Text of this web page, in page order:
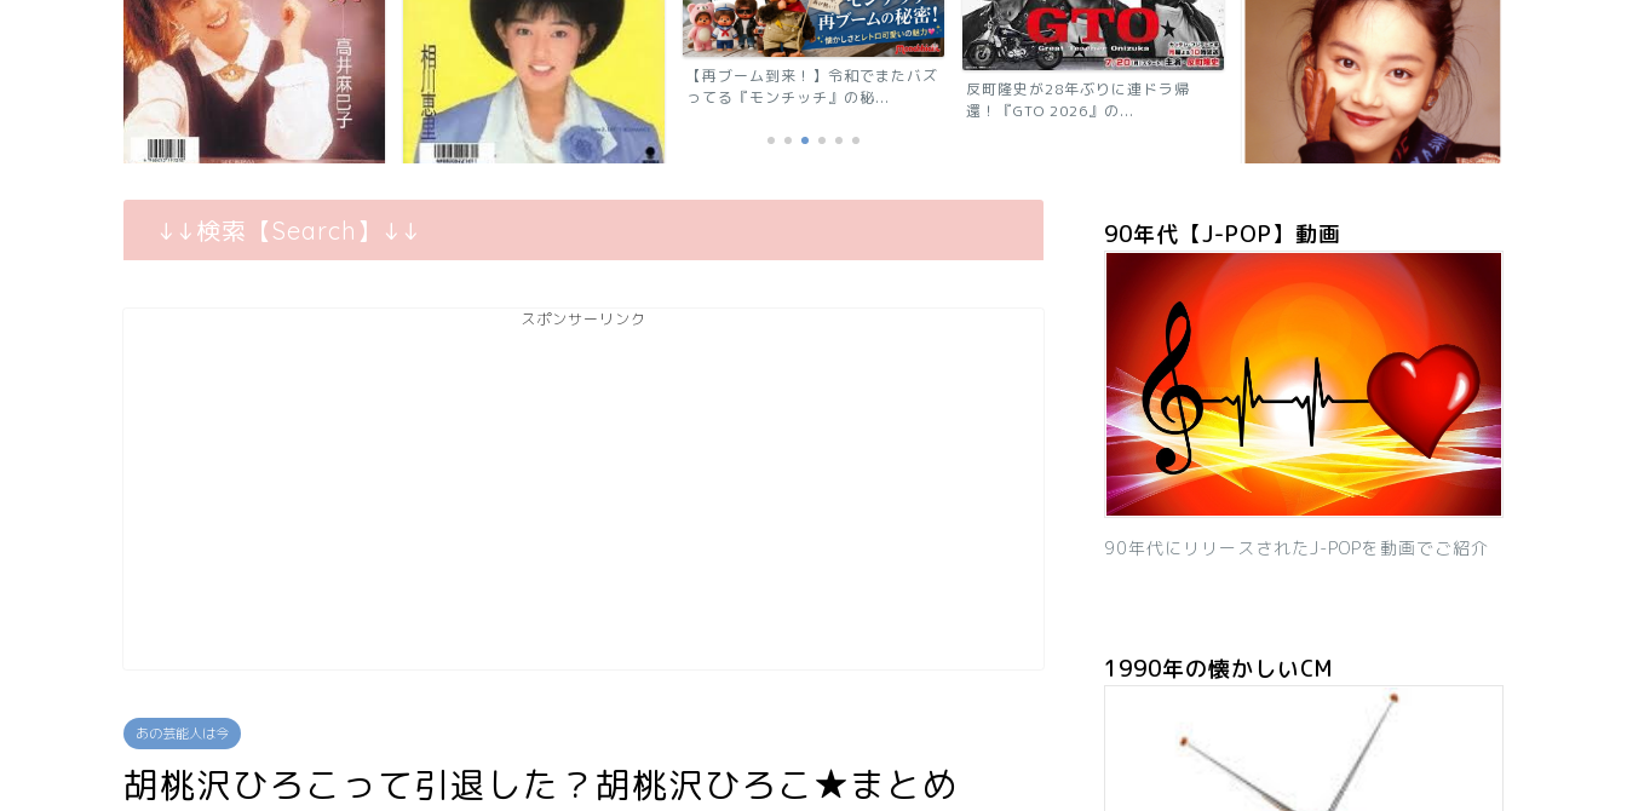
【再ブーム到来！】令和でまたバズ
ってる『モンチッチ』の秘...
反町隆史が28年ぶりに連ドラ帰
還！『GTO 2026』の...
「浅香唯の現在は？旦那も子供も芸
能人！有名グループ全員が...
↓↓検索【Search】↓↓
スポンサーリンク
あの芸能人は今
胡桃沢ひろこって引退した？胡桃沢ひろこ★まとめ
90年代【J-POP】動画
90年代にリリースされたJ-POPを動画でご紹介
1990年の懐かしいCM